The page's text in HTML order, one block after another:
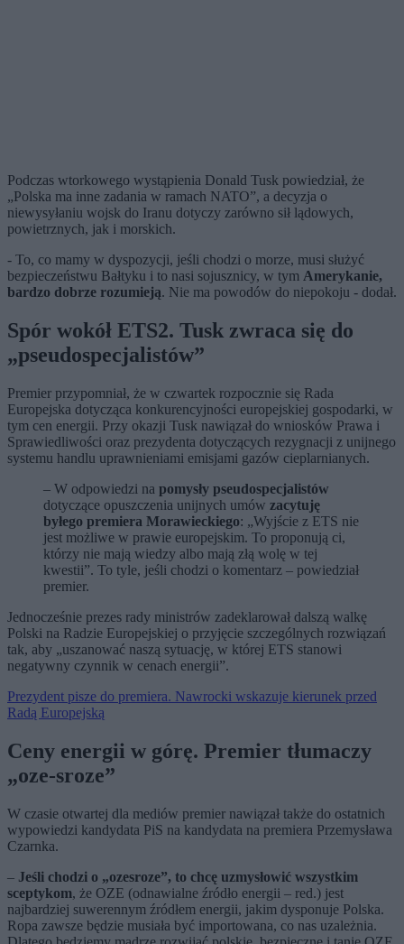
Podczas wtorkowego wystąpienia Donald Tusk powiedział, że
„Polska ma inne zadania w ramach NATO”, a decyzja o
niewysyłaniu wojsk do Iranu dotyczy zarówno sił lądowych,
powietrznych, jak i morskich.
- To, co mamy w dyspozycji, jeśli chodzi o morze, musi służyć
bezpieczeństwu Bałtyku i to nasi sojusznicy, w tym Amerykanie,
bardzo dobrze rozumieją. Nie ma powodów do niepokoju - dodał.
Spór wokół ETS2. Tusk zwraca się do
„pseudospecjalistów”
Premier przypomniał, że w czwartek rozpocznie się Rada
Europejska dotycząca konkurencyjności europejskiej gospodarki, w
tym cen energii. Przy okazji Tusk nawiązał do wniosków Prawa i
Sprawiedliwości oraz prezydenta dotyczących rezygnacji z unijnego
systemu handlu uprawnieniami emisjami gazów cieplarnianych.
– W odpowiedzi na pomysły pseudospecjalistów
dotyczące opuszczenia unijnych umów zacytuję
byłego premiera Morawieckiego: „Wyjście z ETS nie
jest możliwe w prawie europejskim. To proponują ci,
którzy nie mają wiedzy albo mają złą wolę w tej
kwestii”. To tyle, jeśli chodzi o komentarz – powiedział
premier.
Jednocześnie prezes rady ministrów zadeklarował dalszą walkę
Polski na Radzie Europejskiej o przyjęcie szczególnych rozwiązań
tak, aby „uszanować naszą sytuację, w której ETS stanowi
negatywny czynnik w cenach energii”.
Prezydent pisze do premiera. Nawrocki wskazuje kierunek przed
Radą Europejską
Ceny energii w górę. Premier tłumaczy
„oze-sroze”
W czasie otwartej dla mediów premier nawiązał także do ostatnich
wypowiedzi kandydata PiS na kandydata na premiera Przemysława
Czarnka.
– Jeśli chodzi o „ozesroze”, to chcę uzmysłowić wszystkim
sceptykom, że OZE (odnawialne źródło energii – red.) jest
najbardziej suwerennym źródłem energii, jakim dysponuje Polska.
Ropa zawsze będzie musiała być importowana, co nas uzależnia.